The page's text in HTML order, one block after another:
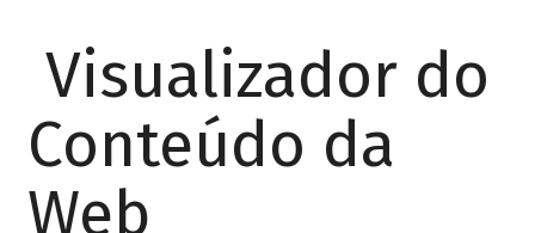
Visualizador do
Conteúdo da
Web